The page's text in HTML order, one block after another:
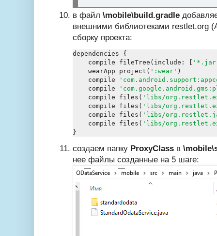
в файл \mobile\build.gradle
внешними библиотеками restlet.org
сборку проекта:
dependencies {
    compile fileTree(include
:
    wearApp project(
':wear' )
    compile
    compile
'
    compile files(
'libs/
    compile files(
'libs/
    compile files(
'libs/
    compile files(
'libs/
создаем папку ProxyClass в
нее файлы созданные на 5 шаге: